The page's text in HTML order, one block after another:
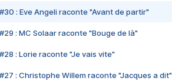
#30 : Eve Angeli raconte "Avant de partir"
#29 : MC Solaar raconte "Bouge de là"
#28 : Lorie raconte "Je vais vite"
#27 : Christophe Willem raconte "Jacques a dit"